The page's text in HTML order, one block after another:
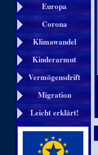
Europa
Corona
Klimawandel
Kinderarmut
Vermögensdrift
Migration
Leicht erklärt!